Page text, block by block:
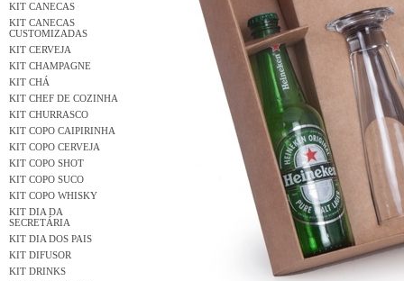
KIT CANECAS
KIT CANECAS
CUSTOMIZADAS
KIT CERVEJA
KIT CHAMPAGNE
KIT CHÁ
KIT CHEF DE COZINHA
KIT CHURRASCO
KIT COPO CAIPIRINHA
KIT COPO CERVEJA
KIT COPO SHOT
KIT COPO SUCO
KIT COPO WHISKY
KIT DIA DA
SECRETÁRIA
KIT DIA DOS PAIS
KIT DIFUSOR
KIT DRINKS